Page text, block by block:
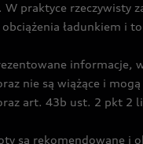
W praktyce rzeczywisty
obciążenia ładunkiem i
informacje,
nie są wiążące i
art. 43b ust. 2 pkt 2
są rekomendowane i